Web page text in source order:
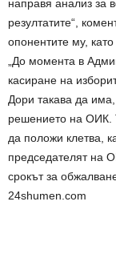
направя анализ за
резултатите“,
опонентите му,
„До момента в
касиране на
Дори такава да
решението на ОИК.
да положи клетва,
председателят на
срокът за
24shumen.com